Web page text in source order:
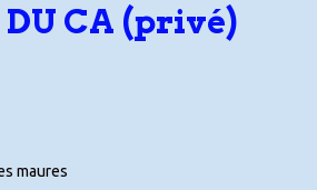
CA (privé)
maures